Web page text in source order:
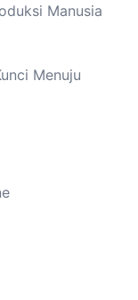
Manusia
Menuju